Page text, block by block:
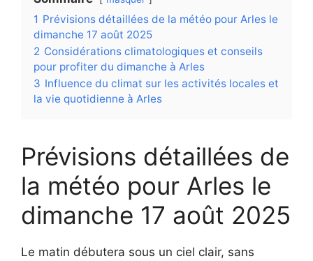
1 Prévisions détaillées de la météo pour Arles le
dimanche 17 août 2025
2 Considérations climatologiques et conseils
pour profiter du dimanche à Arles
3 Influence du climat sur les activités locales et
la vie quotidienne à Arles
Prévisions détaillées de
la météo pour Arles le
dimanche 17 août 2025
Le matin débutera sous un ciel clair, sans